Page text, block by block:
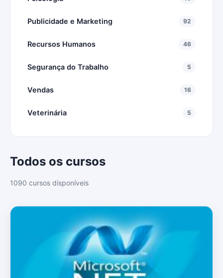
Publicidade e Marketing 92
Recursos Humanos 46
Segurança do Trabalho 5
Vendas 16
Veterinária 5
Todos os cursos
1090 cursos disponíveis